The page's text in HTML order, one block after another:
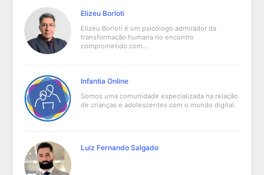
Elizeu Borloti
Elizeu Borloti é um psicólogo admirador da
transformação humana no encontro
comprometido com…
Infantia Online
Somos uma comunidade especializada na relação
de crianças e adolescentes com o mundo digital.
Luiz Fernando Salgado